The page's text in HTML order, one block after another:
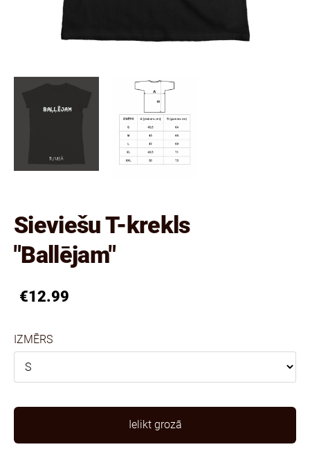
Sieviešu T-krekls
"Ballējam"
€12.99
IZMĒRS
Ielikt grozā